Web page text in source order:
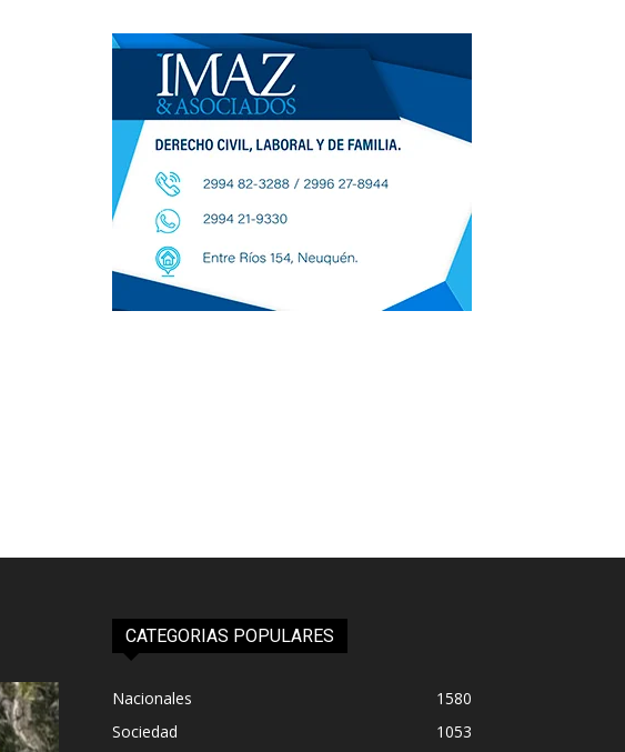
CATEGORIAS POPULARES
Nacionales
1580
Sociedad
1053